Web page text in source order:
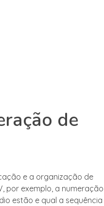
de
e a organização de
por exemplo, a numeração
estão e qual a sequência